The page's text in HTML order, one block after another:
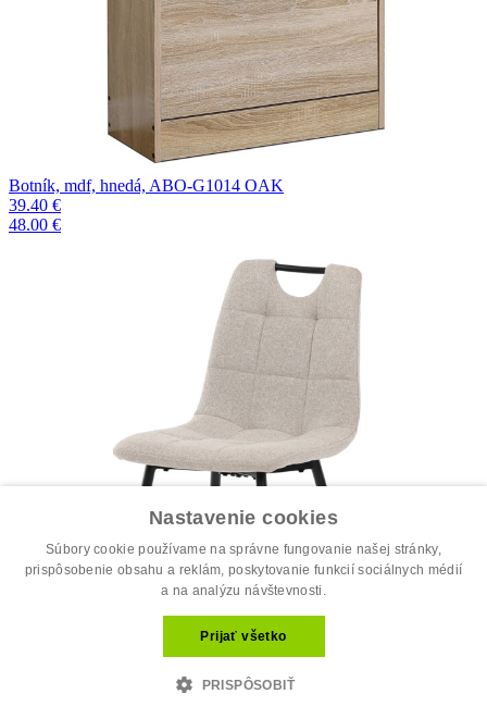
Botník, mdf, hnedá, ABO-G1014 OAK
39.40 €
48.00 €
Nastavenie cookies
Súbory cookie používame na správne fungovanie našej stránky,
prispôsobenie obsahu a reklám, poskytovanie funkcií sociálnych médií
a na analýzu návštevnosti.
Prijať všetko
PRISPÔSOBIŤ